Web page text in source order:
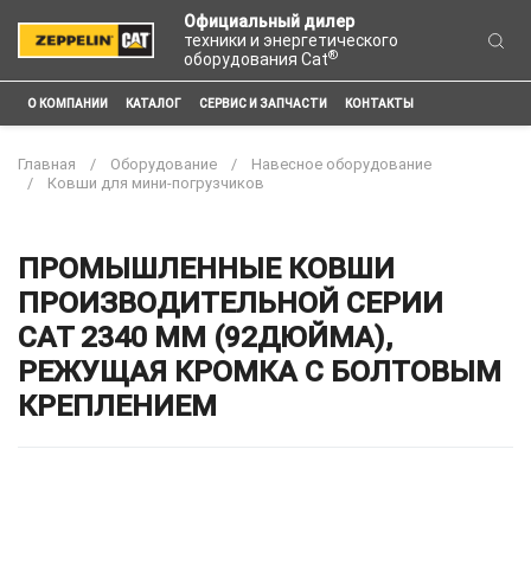
Официальный дилер
техники и энергетического
оборудования Cat®
О КОМПАНИИ КАТАЛОГ СЕРВИС И ЗАПЧАСТИ КОНТАКТЫ
Главная Оборудование
Навесное оборудование
Ковши для мини-погрузчиков
ПРОМЫШЛЕННЫЕ КОВШИ
ПРОИЗВОДИТЕЛЬНОЙ СЕРИИ
CAT 2340 ММ (92ДЮЙМА),
РЕЖУЩАЯ КРОМКА С БОЛТОВЫМ
КРЕПЛЕНИЕМ